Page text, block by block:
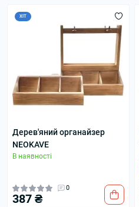
ХІТ
Дерев'яний органайзер
NEOKAVE
В наявності
0
387 ₴